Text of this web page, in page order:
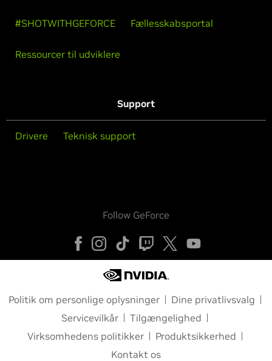
#SHOTWITHGEFORCE Fællesskabsportal
Ressourcer til udviklere
Support
Drivere Teknisk support
Follow GeForce
Politik om personlige oplysninger
Dine privatlivsvalg
Servicevilkår
Tilgængelighed
Virksomhedens politikker
Produktsikkerhed
Kontakt os